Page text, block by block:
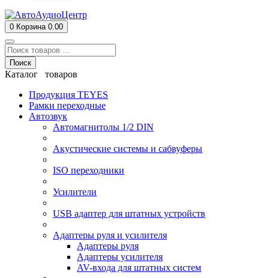
0 Корзина 0.00
Поиск
Каталог товаров
Продукция TEYES
Рамки переходные
Автозвук
Автомагнитолы 1/2 DIN
Акустические системы и сабвуферы
ISO переходники
Усилители
USB адаптер для штатных устройств
Адаптеры руля и усилителя
Адаптеры руля
Адаптеры усилителя
AV-входа для штатных систем